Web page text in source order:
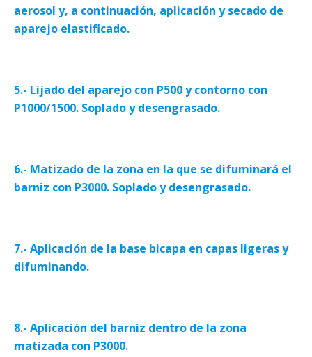
aerosol y, a continuación, aplicación y secado de
aparejo elastificado.
5.- Lijado del aparejo con P500 y contorno con
P1000/1500. Soplado y desengrasado.
6.- Matizado de la zona en la que se difuminará el
barniz con P3000. Soplado y desengrasado.
7.- Aplicación de la base bicapa en capas ligeras y
difuminando.
8.- Aplicación del barniz dentro de la zona
matizada con P3000.